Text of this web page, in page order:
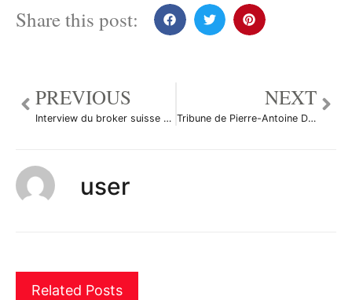
Share this post:
PREVIOUS
Interview du broker suisse ACM
NEXT
Tribune de Pierre-Antoine Dusoulier
user
Related Posts